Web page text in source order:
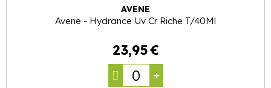
AVENE
Avene - Hydrance Uv Cr Riche T/40Ml
23,95€
0